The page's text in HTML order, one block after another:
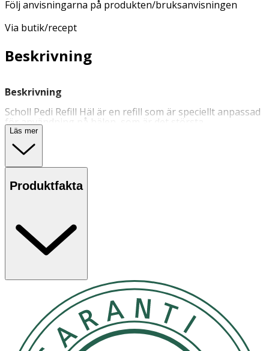
Följ anvisningarna på produkten/bruksanvisningen
Via butik/recept
Beskrivning
Beskrivning
Scholl Pedi Refill Häl är en refill som är speciellt anpassad
för användning på hälen, som är det största
fokusområdet hos
användning förhindrar återkomst av spruckna hälar. Följ
anvisningarna på produkten/bruksanvisningen.
Användning
- Vi rekommenderar att du endast använder Scholl
- Du kan använda detta rullhuvud på fuktiga, blöta eller
torra fötter. För användning i/under vatten, använd
endast Scholl laddningsbara, vattensäkra fotfil.
Fullständiga instruktioner finns i förpackningen till Scholl
elektronisk fotfil.
- Avlägsna sliphuvudet. Sätt fast sliphuvudet.
- Produkten är ej lämplig om du har diabetes eller dålig
blodcirkulation.
Läs mer
Produktfakta